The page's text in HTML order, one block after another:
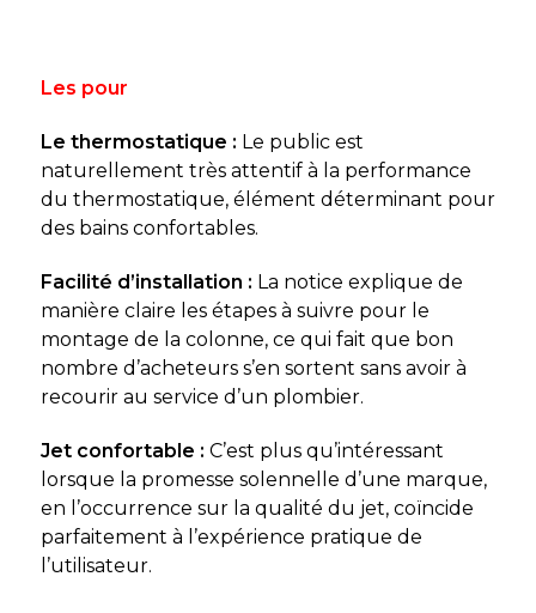
Les pour
Le thermostatique : Le public est
naturellement très attentif à la performance
du thermostatique, élément déterminant pour
des bains confortables.
Facilité d’installation : La notice explique de
manière claire les étapes à suivre pour le
montage de la colonne, ce qui fait que bon
nombre d’acheteurs s’en sortent sans avoir à
recourir au service d’un plombier.
Jet confortable : C’est plus qu’intéressant
lorsque la promesse solennelle d’une marque,
en l’occurrence sur la qualité du jet, coïncide
parfaitement à l’expérience pratique de
l’utilisateur.